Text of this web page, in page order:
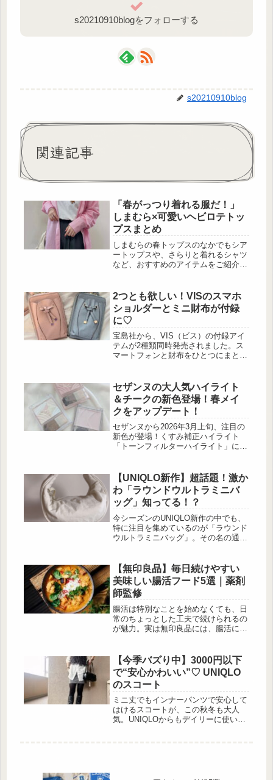
s20210910blogをフォローする
s20210910blog
関連記事
「春がっつり着れる服だ！」
しまむら×可愛いヘビロテトッ
プスまとめ
しまむらの春トップスのなかでもシア
ートップスや、さらりと着れるシャツ
など、おすすめのアイテムをご紹介し
パ高なアイテムが揃っていますよ！ス
トライプピンクの薄手シャツ 出
典:aiaimama.v.v.v 大きめだけどゆっ
たりし過ぎない、キレイなシルエット
のシャツ。サイドの切り込みや長さが
アレンジの幅を広げてくれます。白と
黒のワントーンコーデに一枚羽織るだ
けで一気...
2つとも欲しい！VISのスマホ
ショルダーとミニ財布が付録
に♡
宝島社から、VIS（ビス）の付録アイ
テムが2種類同時発売されました。ス
マートフォンと財布をひとつにまとめ
ったフラワーカット財布ミニ。どちら
もきめ細かいシ […]
セザンヌの大人気ハイライト
＆チークの新色登場！春メイ
クをアップデート！
セザンヌから2026年3月上旬、注目の
新色が登場！くすみ補正ハイライト
「トーンフィルターハイライト」に透
色ピンクベージュとツヤハイライトの
2色が新たに仲間入りします。セザン
ヌの新作ハイライトとチークを紹介♡
出典:beautyまとめ くすみ×赤みをピ
ンクで補正。透明感ハイライトに新色
登場 出典:beautyまとめ 2025年8月の
発売以来、大きな反響を呼んでいる
「トーンフィルターハイラ...
【UNIQLO新作】超話題！激か
わ「ラウンドウルトラミニバ
ッグ」知ってる！？
今シーズンのUNIQLO新作の中でも、
特に注目を集めているのが「ラウンド
ウルトラミニバッグ」。その名の通
らしく、まさに“大人かわいい”を叶え
てくれるアイテムなんです。そこで今
回は、そんな話題のUNIQLO新作ラウ
ンドウルトラミニバッグの魅力を、使
い方やコーデのポイントとあわせてた
っぷりご紹介します♡新作バッグが超
優秀♡ラウンドウルトラミニバッグが
神コスパ 出典:kao...
【無印良品】毎日続けやすい
美味しい腸活フード5選｜薬剤
師監修
腸活は特別なことを始めなくても、日
常のちょっとした工夫で続けられるの
が魅力。実は無印良品には、腸活に役
イテムを5つご紹介します。無印良品
の腸活おすすめアイテム 出
典:Pixabay 発酵ぬか床そのまま使え
る便利なぬか床。冷蔵庫で野菜を漬け
るだけで、乳酸菌を含むぬか漬けが簡
単に作れます。素材を生かしたカレー
（豆カレーシリーズ）...
【今季バズり中】3000円以下
で“安心かわいい”♡ UNIQLO
のスコート
ミニ丈でもインナーパンツで安心して
はけるスコートが、この秋冬も大人
気。UNIQLOからもデイリーに使いや
けを厳選。きれいめにもカジュアルに